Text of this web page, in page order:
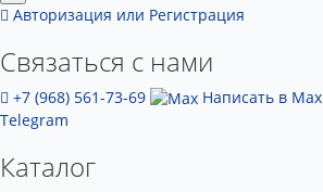
Авторизация или Регистрация
Связаться с нами
+7 (968) 561-73-69 Написать в Max
Telegram
Каталог